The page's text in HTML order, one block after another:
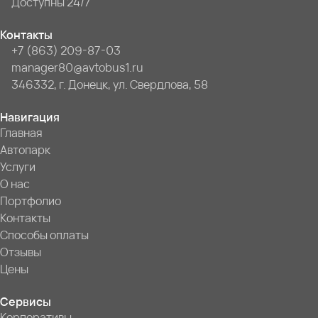
Контакты
+7 (863) 209-87-03
manager80@avtobus1.ru
346332, г. Донецк, ул. Свердлова, 58
Навигация
Главная
Автопарк
Услуги
О нас
Портфолио
Контакты
Способы оплаты
Отзывы
Цены
Сервисы